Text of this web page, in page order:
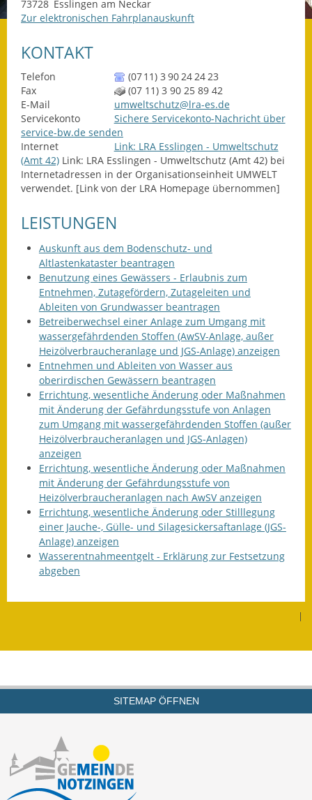
Gegenwart
Wagner-Werkstatt
Informationsbroschüre
Lärmaktionsplan
Leichte Sprache
Nachhaltigkeitsbericht
Notfallplanung
Ortsplan
Schadensmeldung
Straßenbau
Landesstraße
Umleitungsplan
Ausweichfahrplan
Buslinie 168
Stellenausschreibungen
Bauhof Notzingen
Behördenadressen
Beratungsstellen im
73728 Esslingen am Neckar
Zur elektronischen Fahrplanauskunft
KONTAKT
Telefon (0711) 3 90242423
Fax
(07 11) 3 90 25 89 42
E-Mail
umweltschutz@lra-es.de
Servicekonto
Sichere Servicekonto-Nachricht über
service-bw.de senden
Internet
Link: LRA Esslingen - Umweltschutz
(Amt 42) Link: LRA Esslingen - Umweltschutz (Amt 42) bei
Internetadressen in der Organisationseinheit UMWELT
verwendet. [Link von der LRA Homepage übernommen]
LEISTUNGEN
Auskunft aus dem Bodenschutz- und
Altlastenkataster beantragen
Benutzung eines Gewässers - Erlaubnis zum
Entnehmen, Zutagefördern, Zutageleiten und
Ableiten von Grundwasser beantragen
Betreiberwechsel einer Anlage zum Umgang mit
wassergefährdenden Stoffen (AwSV-Anlage, außer
Heizölverbraucheranlage und JGS-Anlage) anzeigen
Entnehmen und Ableiten von Wasser aus
oberirdischen Gewässern beantragen
Errichtung, wesentliche Änderung oder Maßnahmen
mit Änderung der Gefährdungsstufe von Anlagen
zum Umgang mit wassergefährdenden Stoffen (außer
Heizölverbraucheranlagen und JGS-Anlagen)
anzeigen
Errichtung, wesentliche Änderung oder Maßnahmen
mit Änderung der Gefährdungsstufe von
Heizölverbraucheranlagen nach AwSV anzeigen
Errichtung, wesentliche Änderung oder Stilllegung
einer Jauche-, Gülle- und Silagesickersaftanlage (JGS-
Anlage) anzeigen
Wasserentnahmeentgelt - Erklärung zur Festsetzung
abgeben
|
SITEMAP ÖFFNEN